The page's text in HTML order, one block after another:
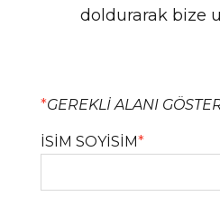
doldurarak bize
*GEREKLİ ALANI
İSİM SOYİSİM*